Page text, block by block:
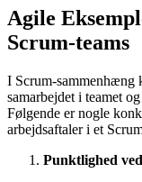
Agile
Scrum-teams
I Scrum-sammenhæng
samarbejdet i teamet
Følgende er nogle
arbejdsaftaler i et
Punktlighed